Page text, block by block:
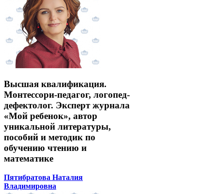
Высшая квалификация.
Монтессори-педагог, логопед-
дефектолог. Эксперт журнала
«Мой ребенок», автор
уникальной литературы,
пособий и методик по
обучению чтению и
математике
Пятибратова Наталия
Владимировна